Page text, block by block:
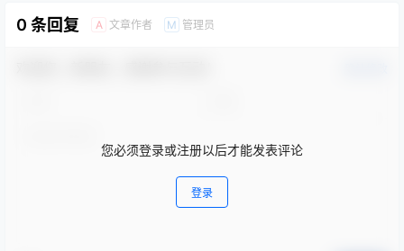
0 条回复 A 文章作者 M 管理员
您必须登录或注册以后才能发表评论
登录